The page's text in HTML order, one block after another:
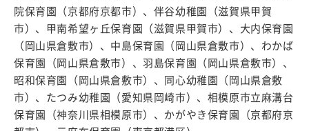
院保育園（京都府京都市）、伴谷幼稚園（滋賀県甲賀
市）、甲南希望ヶ丘保育園（滋賀県甲賀市）、大内保育園
（岡山県倉敷市）、中島保育園（岡山県倉敷市）、わかば
保育園（岡山県倉敷市）、羽島保育園（岡山県倉敷市）、
昭和保育園（岡山県倉敷市）、同心幼稚園（岡山県倉敷
市）、たつみ幼稚園（愛知県岡崎市）、相模原市立麻溝台
保育園（神奈川県相模原市）、かがやき保育園（京都府京